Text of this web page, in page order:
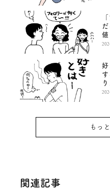
値
ど
好
す
もっ
関連記事